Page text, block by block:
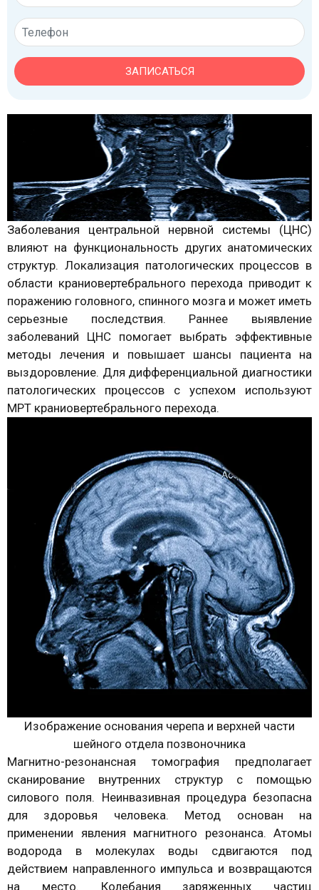
ЗАПИСАТЬСЯ
Заболевания центральной нервной системы (ЦНС)
влияют на функциональность других анатомических
структур. Локализация патологических процессов в
области краниовертебрального перехода приводит к
поражению головного, спинного мозга и может иметь
серьезные последствия. Раннее выявление
заболеваний ЦНС помогает выбрать эффективные
методы лечения и повышает шансы пациента на
выздоровление. Для дифференциальной диагностики
патологических процессов с успехом используют
МРТ краниовертебрального перехода.
Изображение основания черепа и верхней части
шейного отдела позвоночника
Магнитно-резонансная томография предполагает
сканирование внутренних структур с помощью
силового поля. Неинвазивная процедура безопасна
для здоровья человека. Метод основан на
применении явления магнитного резонанса. Атомы
водорода в молекулах воды сдвигаются под
действием направленного импульса и возвращаются
на место. Колебания заряженных частиц